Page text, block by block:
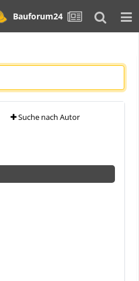
Bauforum24
Suche nach Autor